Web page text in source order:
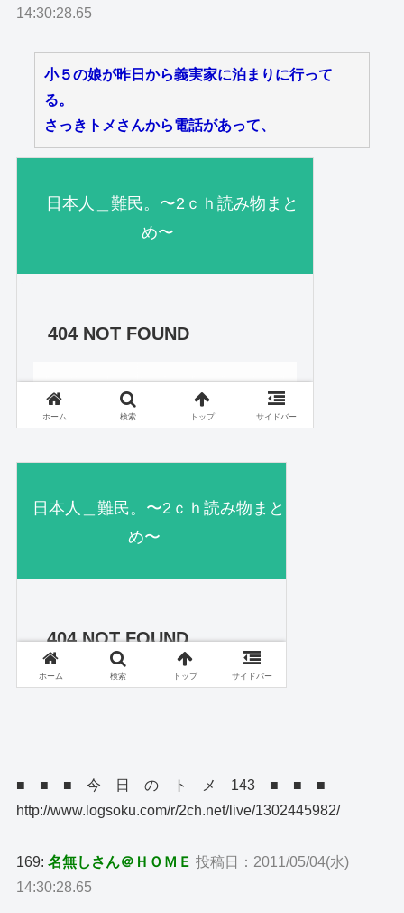
14:30:28.65
小５の娘が昨日から義実家に泊まりに行って
る。
さっきトメさんから電話があって、
■ ■ ■ 今 日 の ト メ 143 ■ ■ ■
http://www.logsoku.com/r/2ch.net/live/1302445982/
169:名無しさん＠ＨＯＭＥ 投稿日：2011/05/04(水)
14:30:28.65